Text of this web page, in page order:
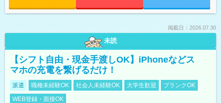
掲載日：2026.07.30
未読
【シフト自由・現金手渡しOK】iPhoneなどス
マホの充電を繋げるだけ！
派遣 職種未経験OK 社会人未経験OK 大学生歓迎
ブランクOK
WEB登録・面接OK